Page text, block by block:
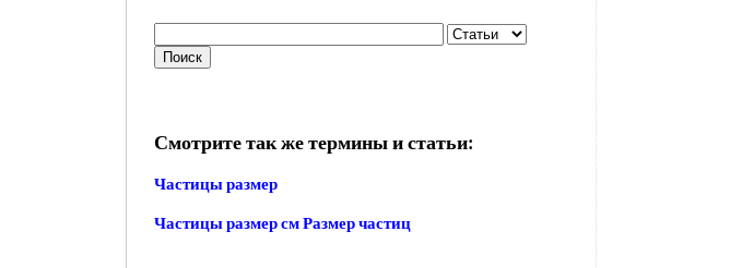
Смотрите так же термины и статьи:
Частицы размер
Частицы размер см Размер частиц